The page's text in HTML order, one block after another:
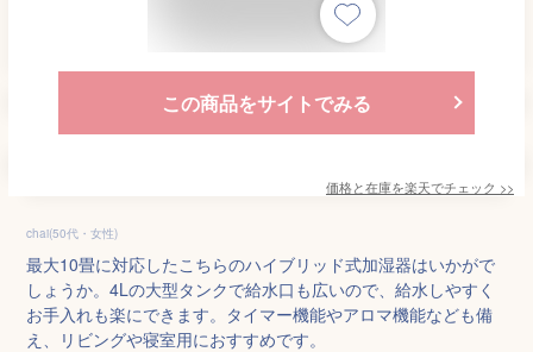
この商品をサイトでみる
価格と在庫を楽天でチェック >>
chai(50代・女性)
最大10畳に対応したこちらのハイブリッド式加湿器はいかがで
しょうか。4Lの大型タンクで給水口も広いので、給水しやすく
お手入れも楽にできます。タイマー機能やアロマ機能なども備
え、リビングや寝室用におすすめです。